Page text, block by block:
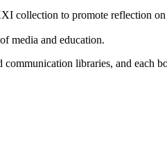
to promote reflection
media and education.
libraries, and each